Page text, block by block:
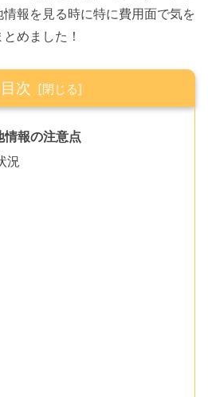
報を見る時に特に費用面で気を
めました！
目次
情報の注意点
況